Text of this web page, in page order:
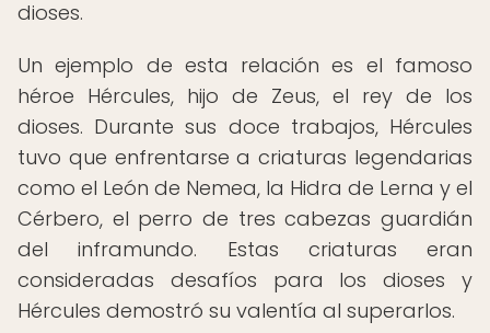
dioses.
Un ejemplo de esta relación es el famoso
héroe Hércules, hijo de Zeus, el rey de los
dioses. Durante sus doce trabajos, Hércules
tuvo que enfrentarse a criaturas legendarias
como el León de Nemea, la Hidra de Lerna y el
Cérbero, el perro de tres cabezas guardián
del inframundo. Estas criaturas eran
consideradas desafíos para los dioses y
Hércules demostró su valentía al superarlos.